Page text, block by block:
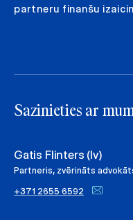
partneru finanšu
Sazinieties ar
Gatis Flinters (lv)
Partneris, zvērināts
+371 2655 6592